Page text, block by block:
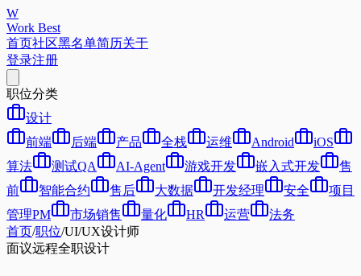
W
Work Best
首页社区黑名单简历关于
登录注册
职位分类
设计
前端
后端 产品 全栈 运维 Android
iOS
算法
测试QA AI-Agent 游戏开发 嵌入式开发
售
前
智能合约 售后 大数据 开发经理 安全
项目
管理PM
市场销售 量化 HR 运营
法务
首页/职位/UI/UX设计师
面议远程全职设计